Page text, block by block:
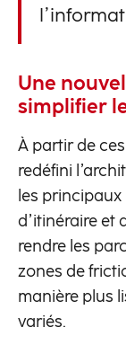
Une
simplifier
À partir de
redéfini
les
d’itinéraire et
rendre les
zones de
manière plus
variés.